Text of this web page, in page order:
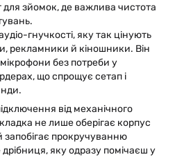
для зйомок, де важлива чистота
гнучкості, яку так цінують
рекламники й кіношники. Він
без потреби у
що спрощує сетап і
від механічного
не лише оберігає корпус
запобігає прокручуванню
яку одразу помічаєш у